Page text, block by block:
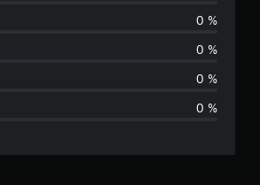
n
e
B
w
0 %
0 %
0 %
0 %